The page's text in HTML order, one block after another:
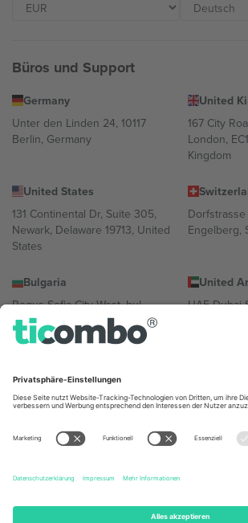
Büros und Support
Germany
Unter den Linden 24, 10117
Berlin, Germany
United
167 City
London,
Kingdom
United States
131 Continental Dr, Suite 305,
Newark, Delaware 19713, United
States
Engelberg,
Bulgaria
Regus Sofia City West, bul
Totleben 53-55, 1606 Sofia,
Bulgaria
United
UAE Dubai
Building
Mexico
Av Chapultepec 360, Roma
Norte, Cuauhtémoc, 06700
Ciudad de México, CDMX,
Mexico
Die juristische Person des Plattformanbieters
Informationen finden Sie auf der jeweiligen